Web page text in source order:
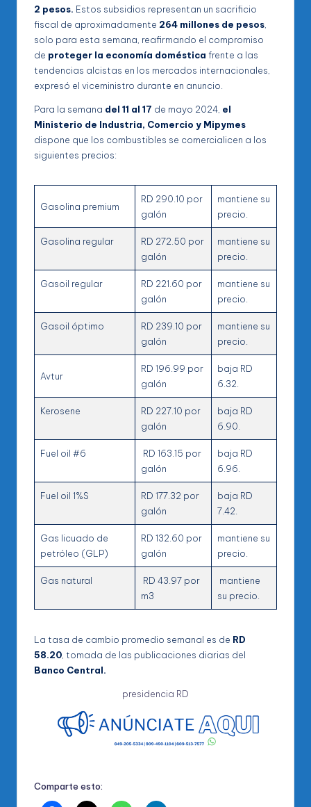
2 pesos. Estos subsidios representan un sacrificio
fiscal de aproximadamente 264 millones de pesos
solo para esta semana, reafirmando el compromiso
de proteger la economía doméstica frente a las
tendencias alcistas en los mercados internacionales,
expresó el viceministro durante en anuncio.
Para la semana del 11 al 17 de mayo 2024, el
Ministerio de Industria, Comercio y Mipymes
dispone que los combustibles se comercialicen a los
siguientes precios:
Gasolina premium
RD 290.10 por
galón
mantiene su
precio.
Gasolina regular
RD 272.50 por
galón
mantiene su
precio.
Gasoil regular
RD 221.60 por
galón
mantiene su
precio.
Gasoil óptimo
RD 239.10 por
galón
mantiene su
precio.
Avtur
RD 196.99 por
galón
baja RD
6.32.
Kerosene
RD 227.10 por
galón
baja RD
6.90.
Fuel oil #6
RD 163.15 por
galón
baja RD
6.96.
Fuel oil 1%S
RD 177.32 por
galón
baja RD
7.42.
Gas licuado de
petróleo (GLP)
RD 132.60 por
galón
mantiene su
precio.
Gas natural
RD 43.97 por
m3
mantiene
su precio.
La tasa de cambio promedio semanal es de RD
58.20 , tomada de las publicaciones diarias del
Banco Central.
presidencia RD
Comparte esto: